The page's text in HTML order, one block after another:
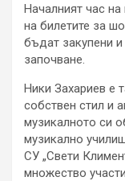
Началният час
на билетите за
бъдат закупени
започване.
Ники Захариев е
собствен стил и
музикалното си
музикално
СУ „Свети
множество